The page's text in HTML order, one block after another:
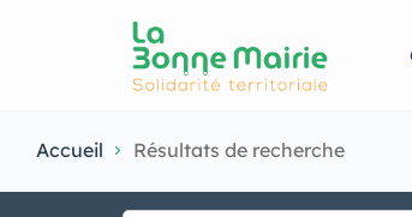
Accueil Résultats de recherche